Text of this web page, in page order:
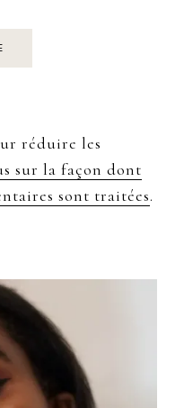
réduire les
sur la façon dont
sont traitées.